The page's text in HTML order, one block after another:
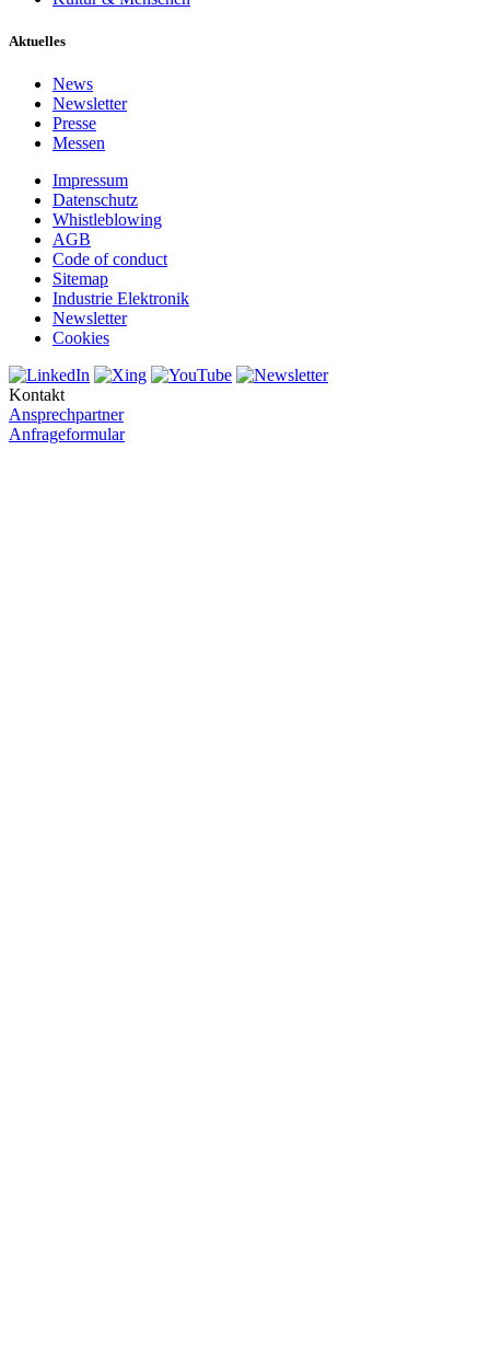
Aktuelles
News
Newsletter
Presse
Messen
Impressum
Datenschutz
Whistleblowing
AGB
Code of conduct
Sitemap
Industrie Elektronik
Newsletter
Cookies
Kontakt
Ansprechpartner
Anfrageformular